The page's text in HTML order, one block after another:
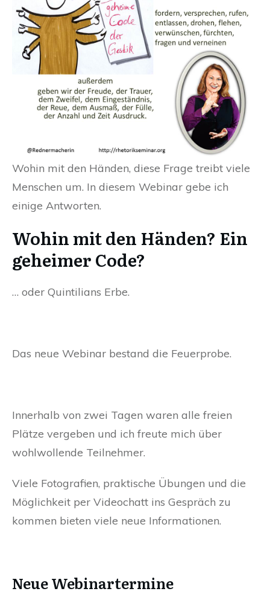
Wohin mit den Händen, diese Frage treibt viele
Menschen um. In diesem Webinar gebe ich
einige Antworten.
Wohin mit den Händen? Ein
geheimer Code?
… oder Quintilians Erbe.
Das neue Webinar bestand die Feuerprobe.
Innerhalb von zwei Tagen waren alle freien
Plätze vergeben und ich freute mich über
wohlwollende Teilnehmer.
Viele Fotografien, praktische Übungen und die
Möglichkeit per Videochatt ins Gespräch zu
kommen bieten viele neue Informationen.
Neue Webinartermine